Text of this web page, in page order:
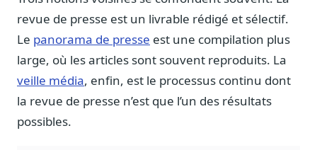
17 guides sur le Parlement, la procédure, le plaidoyer
Blog & Podcast Hémicycle
revue de presse est un livrable rédigé et sélectif.
Le panorama de presse est une compilation plus
large, où les articles sont souvent reproduits. La
veille média, enfin, est le processus continu dont
la revue de presse n’est que l’un des résultats
possibles.